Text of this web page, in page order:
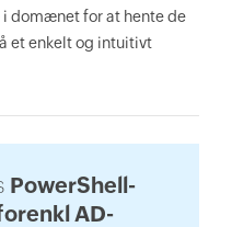
domænet for at hente de
et enkelt og intuitivt
PowerShell-
AD-